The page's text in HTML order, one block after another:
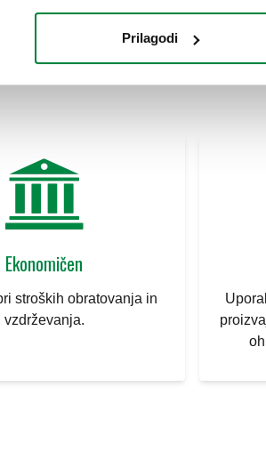
Prilagodi
Ekonomičen
stroških obratovanja in
vzdrževanja.